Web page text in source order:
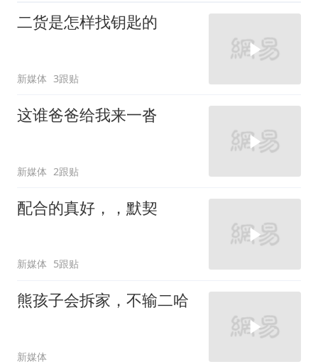
二货是怎样找钥匙的
新媒体 3跟贴
这谁爸爸给我来一沓
新媒体 2跟贴
配合的真好，，默契
新媒体 5跟贴
熊孩子会拆家，不输二哈
新媒体